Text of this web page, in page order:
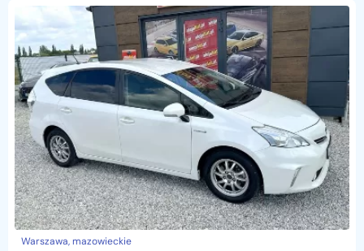
Warszawa, mazowieckie